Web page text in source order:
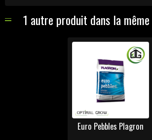
1 autre produit dans la
Euro Pebbles Plagron